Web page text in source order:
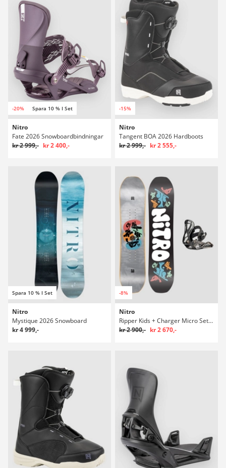
-20% Spara 10 % I Set
Nitro
Fate 2026 Snowboardbindningar
kr 2 999,- kr 2 400,-
-15%
Nitro
Tangent BOA 2026 Hardboots
kr 2 999,- kr 2 555,-
Spara 10 % I Set
Nitro
Mystique 2026 Snowboard
kr 4 999,-
-8%
Nitro
Ripper Kids + Charger Micro Set Kids Snowboardpaket
kr 2 900,- kr 2 670,-